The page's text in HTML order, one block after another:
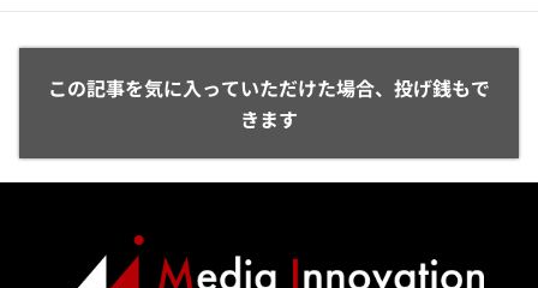
この記事を気に入っていただけた場合、投げ銭もで
きます